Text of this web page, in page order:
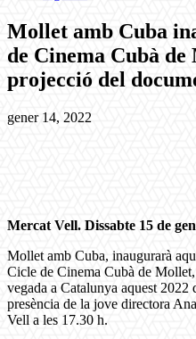
Mollet amb Cuba
de Cinema Cubà
projecció del
gener 14, 2022
Mercat Vell. Dissabte 15 de
Mollet amb Cuba, inaugurarà
Cicle de Cinema Cubà de
vegada a Catalunya aquest
presència de la jove directora
Vell a les 17.30 h.